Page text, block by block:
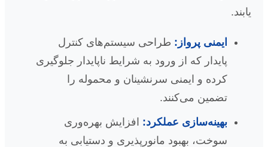
یابند.
ایمنی پرواز: طراحی سیستم‌های کنترل
پایدار که از ورود به شرایط ناپایدار جلوگیری
کرده و ایمنی سرنشینان و محموله را
تضمین می‌کنند.
بهینه‌سازی عملکرد: افزایش بهره‌وری
سوخت، بهبود مانورپذیری و دستیابی به